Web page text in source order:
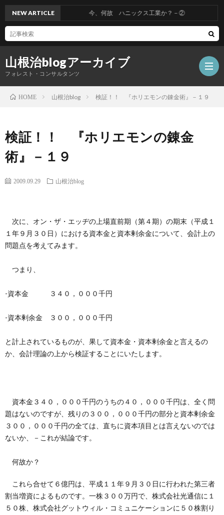
山根治blogアーカイブ
フォレスト・コンサルタンツ
社
NEW ARTICLE 今、何故 ハニックス工業か？－②
HOME 山根治blog 検証！！ 『ホリエモンの錬金術』－１９
検証！！ 『ホリエモンの錬金
術』－１９
2009.09.29 山根治blog
次に、オン・ザ・エッヂの上場直前期（第４期）の期末（平成１
１年９月３０日）における資本金と資本剰余金について、会計上の
問題点を考えてみます。
つまり、
-資本金 ３４０，０００千円
-資本剰余金 ３００，０００千円
と計上されているものが、果して資本金・資本剰余金と言えるの
か、会計理論の上から検証することにいたします。
資本金３４０，０００千円のうちの４０，０００千円は、全く問
題はないのですが、残りの３００，０００千円の部分と資本剰余金
３００，０００千円の全ては、直ちに資本項目とは言えないのでは
ないか、－これが結論です。
何故か？
これら合せて６億円は、平成１１年９月３０日に行われた第三者
割当増資によるものです。一株３００万円で、株式会社光通信に１
５０株、株式会社グットウィル・コミュニケーションに５０株割り